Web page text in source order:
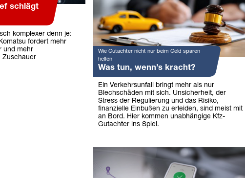
schlägt
komplexer denn je:
fordert mehr
und mehr
Zuschauer
Wie Gutachter nicht nur beim Geld sparen
helfen
Was tun, wenn’s kracht?
Ein Verkehrsunfall bringt mehr als nur
Blechschäden mit sich. Unsicherheit, der
Stress der Regulierung und das Risiko,
finanzielle Einbußen zu erleiden, sind meist mit
an Bord. Hier kommen unabhängige Kfz-
Gutachter ins Spiel.